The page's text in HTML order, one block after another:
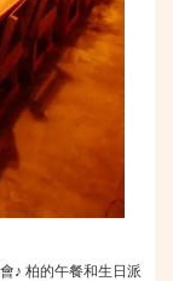
♪ 柏的午餐和生日派